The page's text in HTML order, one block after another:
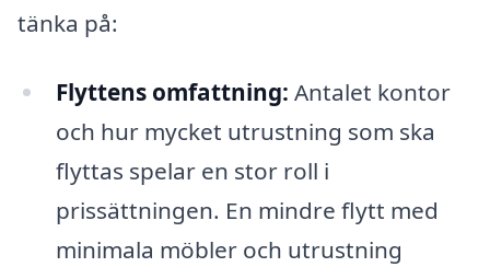
tänka på:
Flyttens omfattning: Antalet kontor
och hur mycket utrustning som ska
flyttas spelar en stor roll i
prissättningen. En mindre flytt med
minimala möbler och utrustning